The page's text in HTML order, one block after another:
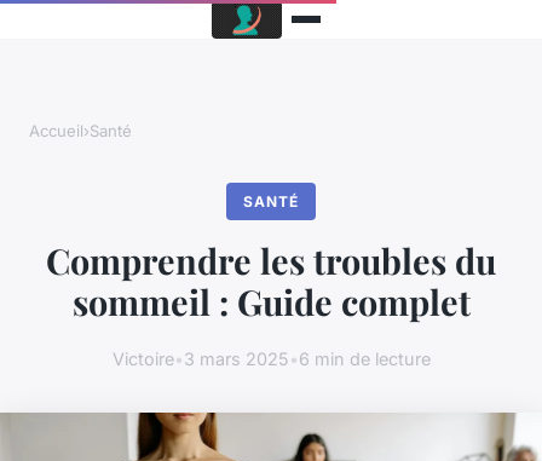
Accueil›Santé
SANTÉ
Comprendre les troubles du
sommeil : Guide complet
Victoire•3 mars 2025•6 min de lecture